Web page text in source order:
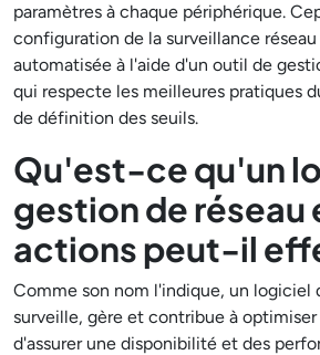
paramètres à chaque périphérique.
configuration de la surveillance
automatisée à l'aide d'un outil de
qui respecte les meilleures pratiques
de définition des seuils.
Qu'est-ce qu'un
gestion de réseau
actions peut-il
Comme son nom l'indique, un logiciel
surveille, gère et contribue à optimiser
d'assurer une disponibilité et des